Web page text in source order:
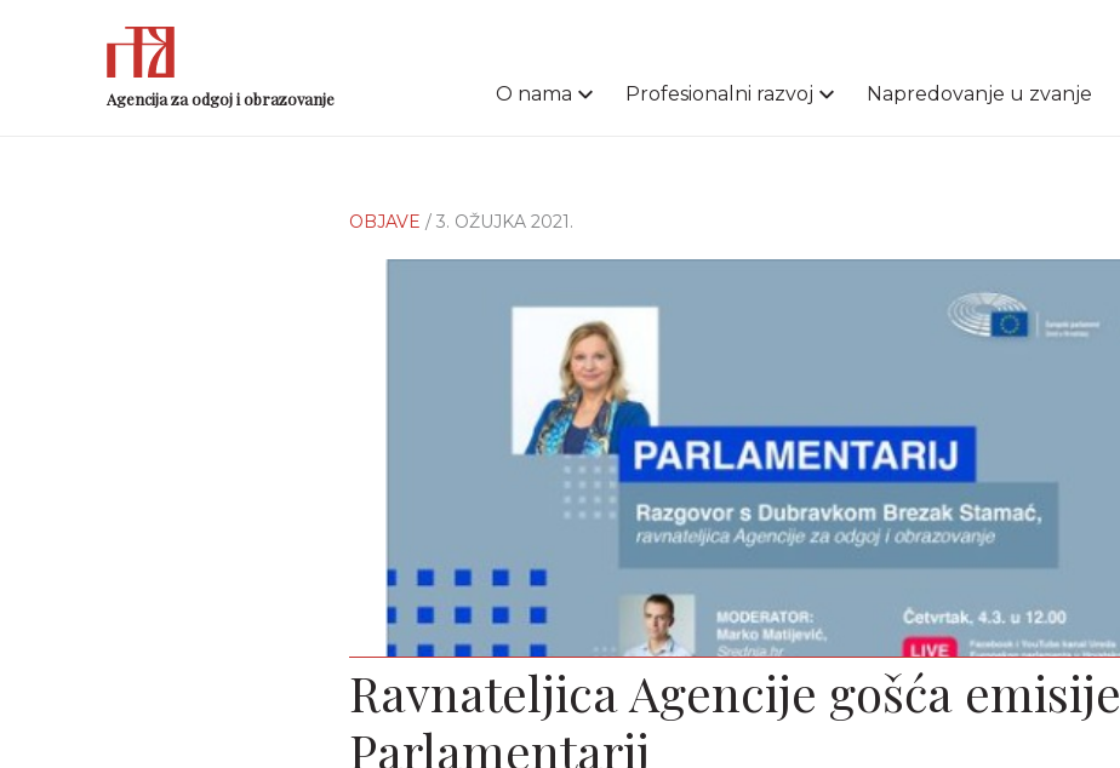
Agencija za odgoj i obrazovanje O nama Profesionalni razvoj Napredovanje u zvanje
OBJAVE / 3. OŽUJKA 2021.
Ravnateljica Agencije gošća emisije
Parlamentarij